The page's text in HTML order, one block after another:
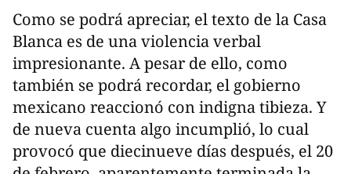
Como se podrá apreciar, el texto de la Casa
Blanca es de una violencia verbal
impresionante. A pesar de ello, como
también se podrá recordar, el gobierno
mexicano reaccionó con indigna tibieza. Y
de nueva cuenta algo incumplió, lo cual
provocó que diecinueve días después, el 20